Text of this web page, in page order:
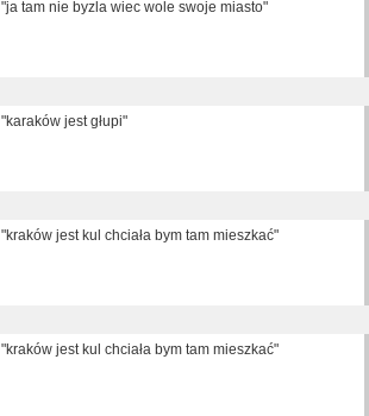
"ja tam nie byzla wiec wole swoje miasto"
"karaków jest głupi"
"kraków jest kul chciała bym tam mieszkać"
"kraków jest kul chciała bym tam mieszkać"